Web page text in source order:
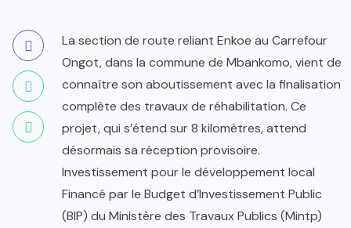
La section de route reliant Enkoe au Carrefour
Ongot, dans la commune de Mbankomo, vient de
connaître son aboutissement avec la finalisation
complète des travaux de réhabilitation. Ce
projet, qui s’étend sur 8 kilomètres, attend
désormais sa réception provisoire.
Investissement pour le développement local
Financé par le Budget d’Investissement Public
(BIP) du Ministère des Travaux Publics (Mintp)